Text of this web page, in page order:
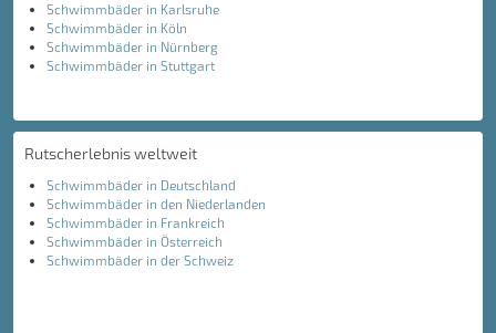
Schwimmbäder in Karlsruhe
Schwimmbäder in Köln
Schwimmbäder in Nürnberg
Schwimmbäder in Stuttgart
Rutscherlebnis weltweit
Schwimmbäder in Deutschland
Schwimmbäder in den Niederlanden
Schwimmbäder in Frankreich
Schwimmbäder in Österreich
Schwimmbäder in der Schweiz